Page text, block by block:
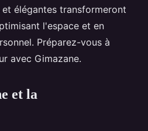
élégantes transformeront
l'espace et en
Préparez-vous à
avec Gimazane.
et la